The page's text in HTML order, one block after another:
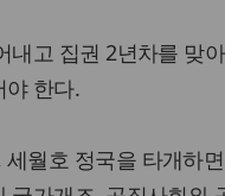
고 집권 2년차를 맞
야 한다.
월호 정국을 타개하